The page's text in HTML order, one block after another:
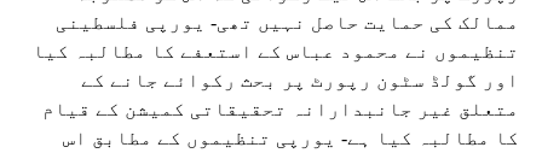
ممالک کی حمایت حاصل نہیں تھی- یورپی فلسطینی
تنظیموں نے محمود عباس کے استعفے کا مطالبہ کیا
اور گولڈ سٹون رپورٹ پر بحث رکوائے جانے کے
متعلق غیر جانبدارانہ تحقیقاتی کمیشن کے قیام
کا مطالبہ کیا ہے- یورپی تنظیموں کے مطابق اس